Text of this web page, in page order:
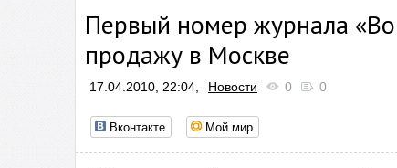
Первый номер журнала
продажу в Москве
17.04.2010, 22:04, Новости 0 0
Вконтакте Мой мир